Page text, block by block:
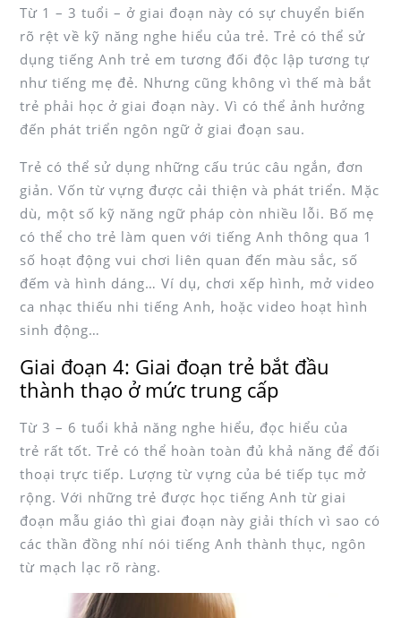
Từ 1 – 3 tuổi – ở giai đoạn này có sự chuyển biến
rõ rệt về kỹ năng nghe hiểu của trẻ. Trẻ có thể sử
dụng tiếng Anh trẻ em tương đối độc lập tương tự
như tiếng mẹ đẻ. Nhưng cũng không vì thế mà bắt
trẻ phải học ở giai đoạn này. Vì có thể ảnh hưởng
đến phát triển ngôn ngữ ở giai đoạn sau.
Trẻ có thể sử dụng những cấu trúc câu ngắn, đơn
giản. Vốn từ vựng được cải thiện và phát triển. Mặc
dù, một số kỹ năng ngữ pháp còn nhiều lỗi. Bố mẹ
có thể cho trẻ làm quen với tiếng Anh thông qua 1
số hoạt động vui chơi liên quan đến màu sắc, số
đếm và hình dáng… Ví dụ, chơi xếp hình, mở video
ca nhạc thiếu nhi tiếng Anh, hoặc video hoạt hình
sinh động…
Giai đoạn 4: Giai đoạn trẻ bắt đầu
thành thạo ở mức trung cấp
Từ 3 – 6 tuổi khả năng nghe hiểu, đọc hiểu của
trẻ rất tốt. Trẻ có thể hoàn toàn đủ khả năng để đối
thoại trực tiếp. Lượng từ vựng của bé tiếp tục mở
rộng. Với những trẻ được học tiếng Anh từ giai
đoạn mẫu giáo thì giai đoạn này giải thích vì sao có
các thần đồng nhí nói tiếng Anh thành thục, ngôn
từ mạch lạc rõ ràng.